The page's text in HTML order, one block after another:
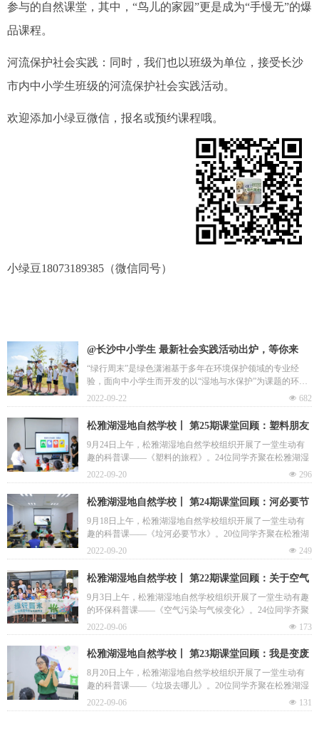
@长沙中小学生 最新社会实践活动出炉，等你来
约！
“绿行周末”是绿色潇湘基于多年在环境保护领域的专业经
验，面向中小学生而开发的以“湿地与水保护”为课题的环保
实践项目，将带领青少年认识湿地、观察自然，并参与到本
地湿地与水保护的实践中来。
넶 682
2022-09-22
松雅湖湿地自然学校丨 第25期课堂回顾：塑料朋友
的旅行
9月24日上午，松雅湖湿地自然学校组织开展了一堂生动有
趣的科普课——《塑料的旅程》。24位同学齐聚在松雅湖湿
넶 296
2022-09-20
松雅湖湿地自然学校丨 第24期课堂回顾：河必要节
水
9月18日上午，松雅湖湿地自然学校组织开展了一堂生动有
趣的科普课——《垃河必要节水》。20位同学齐聚在松雅湖
넶 249
2022-09-20
松雅湖湿地自然学校丨 第22期课堂回顾：关于空气
质量与气候变化那些事儿
9月3日上午，松雅湖湿地自然学校组织开展了一堂生动有趣
的环保科普课——《空气污染与气候变化》。24位同学齐聚
넶 173
2022-09-06
松雅湖湿地自然学校丨 第23期课堂回顾：我是变废
为宝小能手
8月20日上午，松雅湖湿地自然学校组织开展了一堂生动有
趣的科普课——《垃圾去哪儿》。20位同学齐聚在松雅湖湿
넶 131
2022-09-06
小绿豆18073189385（微信同号）
参与的自然课堂，其中，“鸟儿的家园”更是成为“手慢无”的爆
品课程。
河流保护社会实践：同时，我们也以班级为单位，接受长沙
市内中小学生班级的河流保护社会实践活动。
欢迎添加小绿豆微信，报名或预约课程哦。